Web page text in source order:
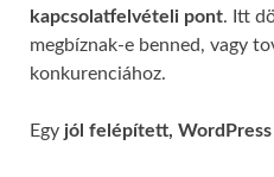
kapcsolatfelvételi pont. Itt
megbíznak-e benned, vagy
konkurenciához.
Egy jól felépített, WordPress